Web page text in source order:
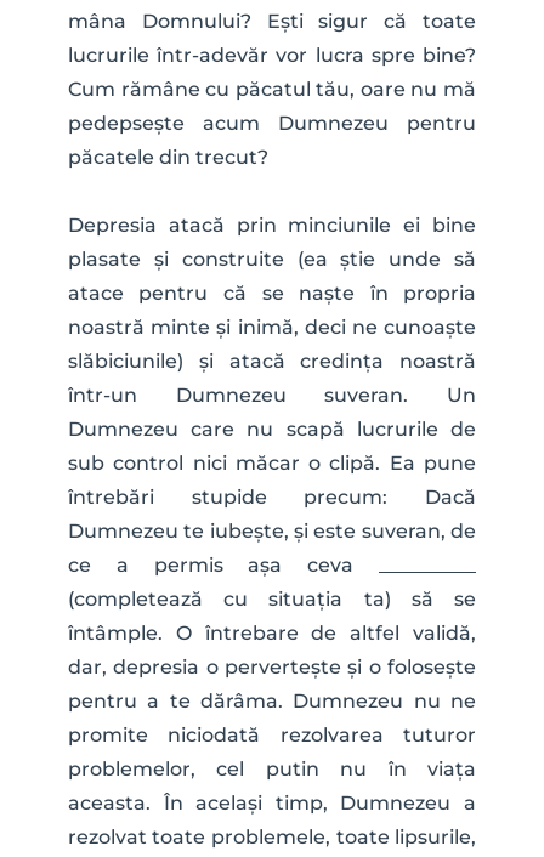
mâna Domnului? Ești sigur că toate
lucrurile într-adevăr vor lucra spre bine?
Cum rămâne cu păcatul tău, oare nu mă
pedepsește acum Dumnezeu pentru
păcatele din trecut?
Depresia atacă prin minciunile ei bine
plasate și construite (ea știe unde să
atace pentru că se naște în propria
noastră minte și inimă, deci ne cunoaște
slăbiciunile) și atacă credința noastră
într-un Dumnezeu suveran. Un
Dumnezeu care nu scapă lucrurile de
sub control nici măcar o clipă. Ea pune
întrebări stupide precum: Dacă
Dumnezeu te iubește, și este suveran, de
ce a permis așa ceva __________
(completează cu situația ta) să se
întâmple. O întrebare de altfel validă,
dar, depresia o pervertește și o folosește
pentru a te dărâma. Dumnezeu nu ne
promite niciodată rezolvarea tuturor
problemelor, cel putin nu în viața
aceasta. În același timp, Dumnezeu a
rezolvat toate problemele, toate lipsurile,